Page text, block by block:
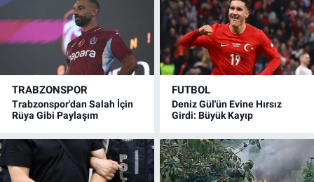
TRABZONSPOR
Trabzonspor'dan Salah İçin
Rüya Gibi Paylaşım
FUTBOL
Deniz Gül'ün Evine Hırsız
Girdi: Büyük Kayıp